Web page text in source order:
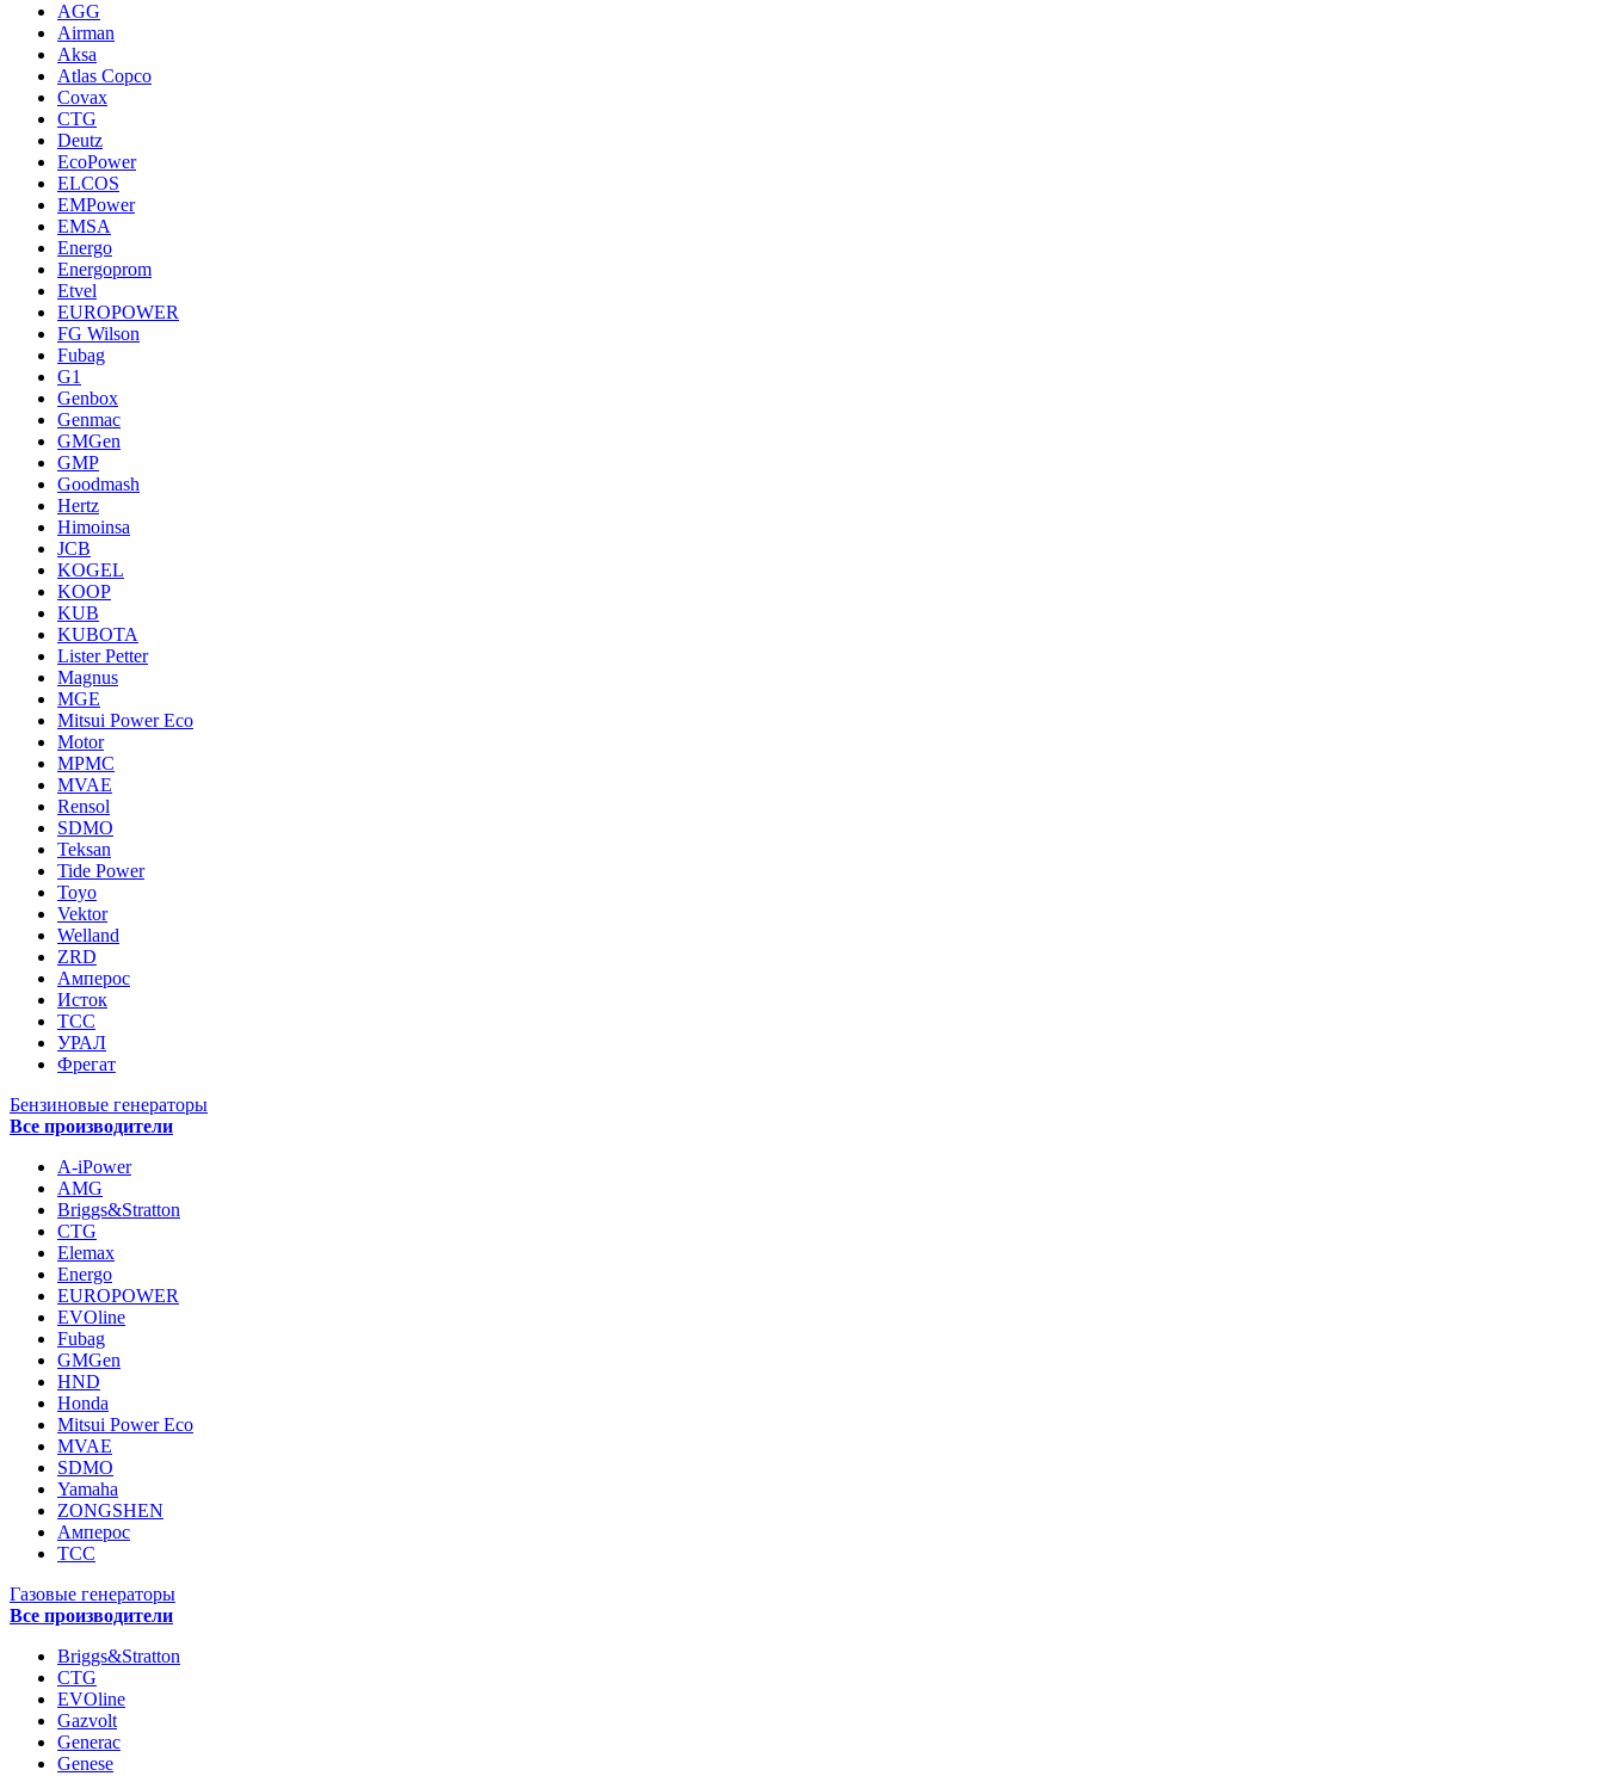
AGG
Airman
Aksa
Atlas Copco
Covax
CTG
Deutz
EcoPower
ELCOS
EMPower
EMSA
Energo
Energoprom
Etvel
EUROPOWER
FG Wilson
Fubag
G1
Genbox
Genmac
GMGen
GMP
Goodmash
Hertz
Himoinsa
JCB
KOGEL
KOOP
KUB
KUBOTA
Lister Petter
Magnus
MGE
Mitsui Power Eco
Motor
MPMC
MVAE
Rensol
SDMO
Teksan
Tide Power
Toyo
Vektor
Welland
ZRD
Амперос
Исток
ТСС
УРАЛ
Фрегат
Бензиновые генераторы
Все производители
A-iPower
AMG
Briggs&Stratton
CTG
Elemax
Energo
EUROPOWER
EVOline
Fubag
GMGen
HND
Honda
Mitsui Power Eco
MVAE
SDMO
Yamaha
ZONGSHEN
Амперос
ТСС
Газовые генераторы
Все производители
Briggs&Stratton
CTG
EVOline
Gazvolt
Generac
Genese